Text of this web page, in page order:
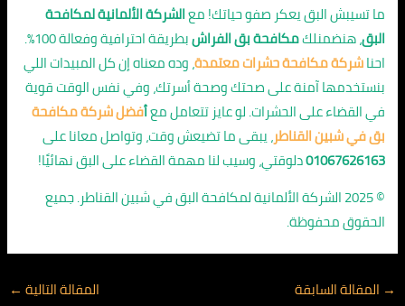
ما تسيبش البق يعكر صفو حياتك! معالشركة الألمانية لمكافحة
البق، هنضمنلكمكافحة بق الفراش
بطريقة احترافية وفعالة 100%.
احناشركة مكافحة حشرات معتمدة، وده معناه إن كل المبيدات اللي
بنستخدمها آمنة على صحتك وصحة أسرتك، وفي نفس الوقت قوية
في القضاء على الحشرات. لو عايز تتعامل معأفضل شركة مكافحة
بق في شبين القناطر، يبقى ما تضيعش وقت، وتواصل معانا على
01067626163دلوقتي، وسيب لنا مهمة القضاء على البق نهائيًا!
© 2025 الشركة الألمانية لمكافحة البق في شبين القناطر. جميع
الحقوق محفوظة.
→ المقالة السابقة المقالة التالية ←